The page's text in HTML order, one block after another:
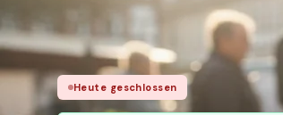
Heute geschlossen